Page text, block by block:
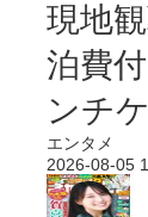
現地
泊費
ンチ
エンタメ
2026-08-05